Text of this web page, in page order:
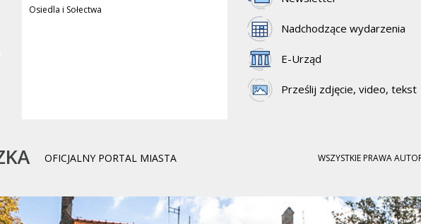
Osiedla i Sołectwa
Nadchodzące wydarzenia
E-Urząd
Prześlij zdjęcie, video, tekst
OFICJALNY PORTAL MIASTA WSZYSTKIE PRAWA